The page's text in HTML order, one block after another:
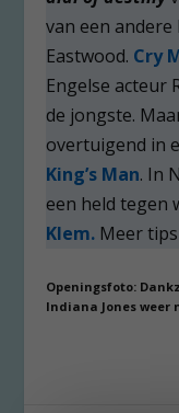
van een
Eastwood. Cry
Engelse acteur
de jongste.
overtuigend in
King’s Man. In
een held tegen
Klem. Meer
Openingsfoto:
Indiana Jones weer